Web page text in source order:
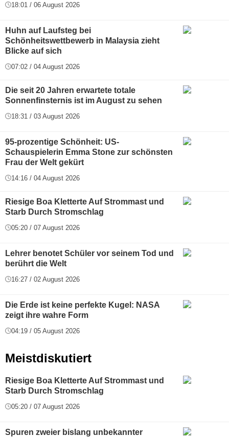
18:01 / 06 August 2026
Huhn auf Laufsteg bei
Schönheitswettbewerb in Malaysia zieht
Blicke auf sich
07:02 / 04 August 2026
Die seit 20 Jahren erwartete totale
Sonnenfinsternis ist im August zu sehen
18:31 / 03 August 2026
95-prozentige Schönheit: US-
Schauspielerin Emma Stone zur schönsten
Frau der Welt gekürt
14:16 / 04 August 2026
Riesige Boa Kletterte Auf Strommast und
Starb Durch Stromschlag
05:20 / 07 August 2026
Lehrer benotet Schüler vor seinem Tod und
berührt die Welt
16:27 / 02 August 2026
Die Erde ist keine perfekte Kugel: NASA
zeigt ihre wahre Form
04:19 / 05 August 2026
Meistdiskutiert
Riesige Boa Kletterte Auf Strommast und
Starb Durch Stromschlag
05:20 / 07 August 2026
Spuren zweier bislang unbekannter